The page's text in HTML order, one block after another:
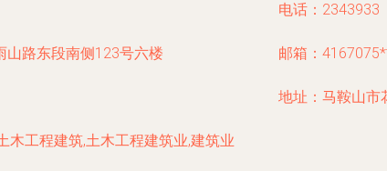
山路东段南侧123号六楼
木工程建筑,土木工程建筑业,建筑业
电话：2343933
邮箱：
地址：马鞍山市